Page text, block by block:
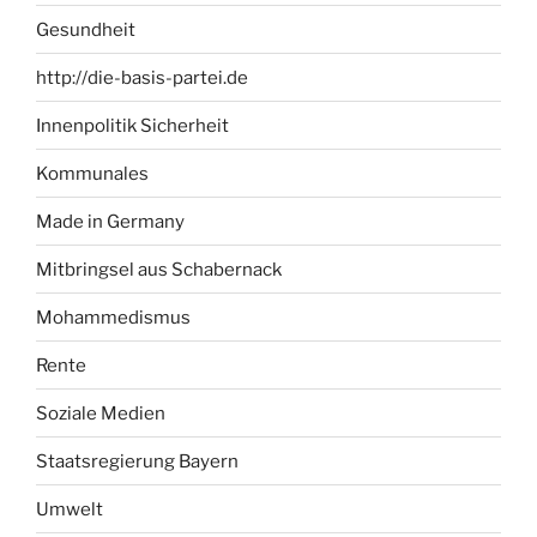
Gesundheit
http://die-basis-partei.de
Innenpolitik Sicherheit
Kommunales
Made in Germany
Mitbringsel aus Schabernack
Mohammedismus
Rente
Soziale Medien
Staatsregierung Bayern
Umwelt